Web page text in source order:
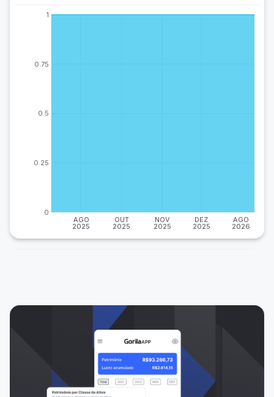
AGO
2025
OUT
2025
NOV
2025
DEZ
2025
AGO
2026
0
0.25
0.5
0.75
1